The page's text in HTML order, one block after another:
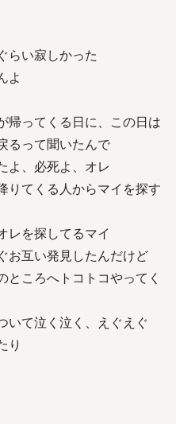
らい寂しかった
よ
帰ってくる日に、この日は
るって聞いたんで
よ、必死よ、オレ
りてくる人からマイを探す
レを探してるマイ
お互い発見したんだけど
ころへトコトコやってく
いて泣く泣く、えぐえぐ
り